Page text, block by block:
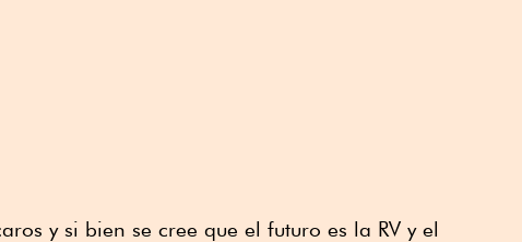
y si bien se cree que el futuro es la RV y el